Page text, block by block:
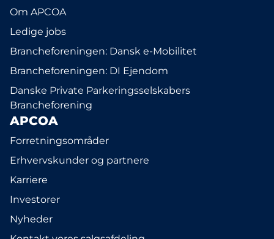
Om APCOA
Ledige jobs
Brancheforeningen: Dansk e-Mobilitet
Brancheforeningen: DI Ejendom
Danske Private Parkeringsselskabers
Brancheforening
APCOA
Forretningsområder
Erhvervskunder og partnere
Karriere
Investorer
Nyheder